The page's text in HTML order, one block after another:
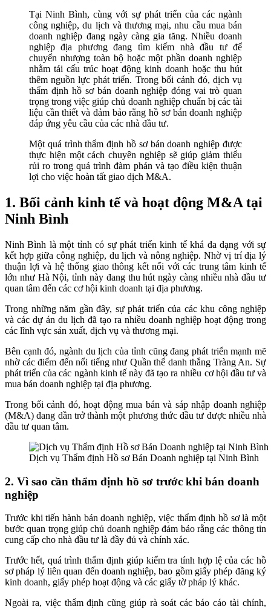
Tại Ninh Bình, cùng với sự phát triển của các ngành
công nghiệp, du lịch và thương mại, nhu cầu mua bán
doanh nghiệp đang ngày càng gia tăng. Nhiều doanh
nghiệp địa phương đang tìm kiếm nhà đầu tư để
chuyển nhượng toàn bộ hoặc một phần doanh nghiệp
nhằm tái cấu trúc hoạt động kinh doanh hoặc thu hút
thêm nguồn lực phát triển. Trong bối cảnh đó, dịch vụ
thẩm định hồ sơ bán doanh nghiệp đóng vai trò quan
trọng trong việc giúp chủ doanh nghiệp chuẩn bị các tài
liệu cần thiết và đảm bảo rằng hồ sơ bán doanh nghiệp
đáp ứng yêu cầu của các nhà đầu tư.
Một quá trình thẩm định hồ sơ bán doanh nghiệp được
thực hiện một cách chuyên nghiệp sẽ giúp giảm thiểu
rủi ro trong quá trình đàm phán và tạo điều kiện thuận
lợi cho việc hoàn tất giao dịch M&A.
1. Bối cảnh kinh tế và hoạt động M&A tại
Ninh Bình
Ninh Bình là một tỉnh có sự phát triển kinh tế khá đa dạng với sự
kết hợp giữa công nghiệp, du lịch và nông nghiệp. Nhờ vị trí địa lý
thuận lợi và hệ thống giao thông kết nối với các trung tâm kinh tế
lớn như Hà Nội, tỉnh này đang thu hút ngày càng nhiều nhà đầu tư
quan tâm đến các cơ hội kinh doanh tại địa phương.
Trong những năm gần đây, sự phát triển của các khu công nghiệp
và các dự án du lịch đã tạo ra nhiều doanh nghiệp hoạt động trong
các lĩnh vực sản xuất, dịch vụ và thương mại.
Bên cạnh đó, ngành du lịch của tỉnh cũng đang phát triển mạnh mẽ
nhờ các điểm đến nổi tiếng như Quần thể danh thắng Tràng An. Sự
phát triển của các ngành kinh tế này đã tạo ra nhiều cơ hội đầu tư và
mua bán doanh nghiệp tại địa phương.
Trong bối cảnh đó, hoạt động mua bán và sáp nhập doanh nghiệp
(M&A) đang dần trở thành một phương thức đầu tư được nhiều nhà
đầu tư quan tâm.
Dịch vụ Thẩm định Hồ sơ Bán Doanh nghiệp tại Ninh Bình
2. Vì sao cần thẩm định hồ sơ trước khi bán doanh
nghiệp
Trước khi tiến hành bán doanh nghiệp, việc thẩm định hồ sơ là một
bước quan trọng giúp chủ doanh nghiệp đảm bảo rằng các thông tin
cung cấp cho nhà đầu tư là đầy đủ và chính xác.
Trước hết, quá trình thẩm định giúp kiểm tra tính hợp lệ của các hồ
sơ pháp lý liên quan đến doanh nghiệp, bao gồm giấy phép đăng ký
kinh doanh, giấy phép hoạt động và các giấy tờ pháp lý khác.
Ngoài ra, việc thẩm định cũng giúp rà soát các báo cáo tài chính,